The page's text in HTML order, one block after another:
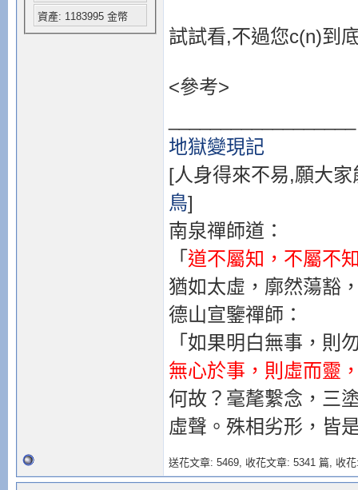
資產: 1183995 金幣
試試看,不過您c(n)到
<參考>
地獄變現記
[人身得來不易,願大
鳥]
南泉禪師道：
「 道不屬知，不屬不
猶如太虛，廓然蕩豁
德山宣鑒禪師：
「如果明白無事，則
無心於事，則虛而靈
何故？毫氂繫念，三
虛聲。殊相劣形，皆
送花文章: 5469, 收花文章: 5341 篇, 收